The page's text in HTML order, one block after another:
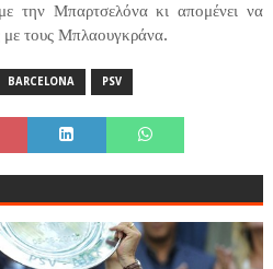
την Μπαρτσελόνα κι απομένει να
με τους Μπλαουγκράνα.
BARCELONA PSV